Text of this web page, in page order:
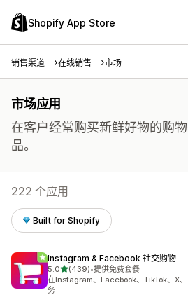
Shopify App Store
销售渠道 在线销售 市场
市场应用
在客户经常购买新鲜好物的购
品。
222 个应用
Built for Shopify
Instagram & Facebook 社交购物
5.0星（满分 5 星）
(439)
总共 439 条评论
•提供免费套餐
在Instagram、Facebook、TikTok、X
务